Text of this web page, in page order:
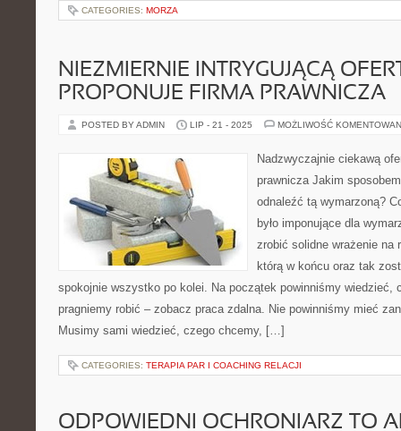
CATEGORIES: MORZA
NIEZMIERNIE INTRYGUJĄCĄ
PROPONUJE FIRMA PRAWNICZA
POSTED BY ADMIN LIP - 21 - 2025 MOŻLIWOŚĆ
Nadzwyczajnie ciekawą
prawnicza Jakim
odnaleźć tą wymarzoną?
było imponujące dla
zrobić solidne wrażenie na
którą w końcu oraz tak
spokojnie wszystko po kolei. Na początek powinniśmy wiedzieć,
pragniemy robić – zobacz praca zdalna. Nie powinniśmy mieć
Musimy sami wiedzieć, czego chcemy, […]
CATEGORIES: TERAPIA PAR I COACHING RELACJI
ODPOWIEDNI OCHRONIARZ TO